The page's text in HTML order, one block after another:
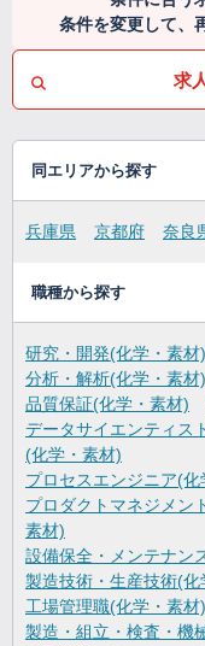
条件を変更して、
求
同エリアから探す
兵庫県 京都府 奈良
職種から探す
研究・開発(化学・素材)
分析・解析(化学・素材)
品質保証(化学・素材)
データサイエンティス
(化学・素材)
プロセスエンジニア(化
プロダクトマネジメン
素材)
設備保全・メンテナン
製造技術・生産技術(化
工場管理職(化学・素材)
製造・組立・検査・機